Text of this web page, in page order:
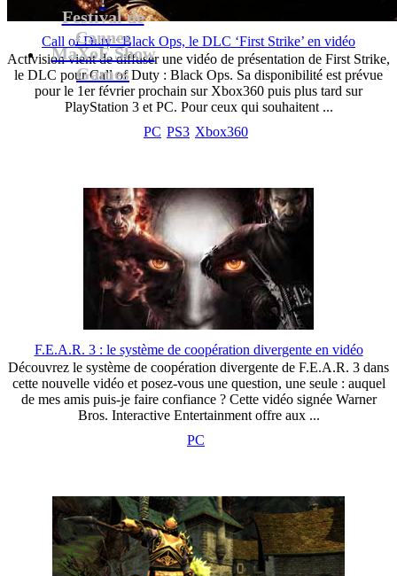
Festival de
Cannes
MaXoE Show
Games
Call of Duty : Black Ops, le DLC ‘First Strike’ en vidéo
Activision vient de diffuser une vidéo de présentation de First Strike,
le DLC pour Call of Duty : Black Ops. Sa disponibilité est prévue
pour le 1er février prochain sur Xbox360 puis plus tard sur
PlayStation 3 et PC. Pour ceux qui souhaitent ...
PC PS3 Xbox360
F.E.A.R. 3 : le système de coopération divergente en vidéo
Découvrez le système de coopération divergente de F.E.A.R. 3 dans
cette nouvelle vidéo et posez-vous une question, une seule : auquel
de mes amis puis-je faire confiance ? Cette vidéo signée Warner
Bros. Interactive Entertainment offre aux ...
PC